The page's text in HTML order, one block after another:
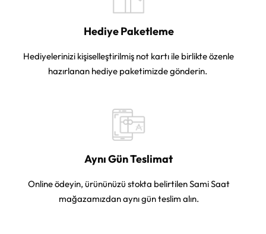
Hediye Paketleme
Hediyelerinizi kişiselleştirilmiş not kartı ile birlikte özenle
hazırlanan hediye paketimizde gönderin.
Aynı Gün Teslimat
Online ödeyin, ürününüzü stokta belirtilen Sami Saat
mağazamızdan aynı gün teslim alın.